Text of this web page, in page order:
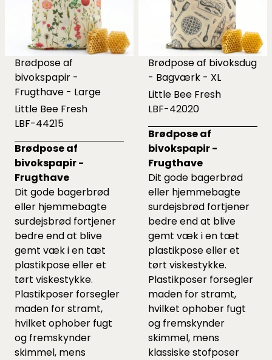
Brødpose af
bivokspapir -
Frugthave - Large
Little Bee Fresh
LBF-44215
Brødpose af
bivokspapir -
Frugthave
Dit gode bagerbrød
eller hjemmebagte
surdejsbrød fortjener
bedre end at blive
gemt væk i en tæt
plastikpose eller et
tørt viskestykke.
Plastikposer forsegler
maden for stramt,
hvilket ophober fugt
og fremskynder
skimmel, mens
Brødpose af bivoksdug
- Bagværk - XL
Little Bee Fresh
LBF-42020
Brødpose af
bivokspapir -
Frugthave
Dit gode bagerbrød
eller hjemmebagte
surdejsbrød fortjener
bedre end at blive
gemt væk i en tæt
plastikpose eller et
tørt viskestykke.
Plastikposer forsegler
maden for stramt,
hvilket ophober fugt
og fremskynder
skimmel, mens
klassiske stofposer